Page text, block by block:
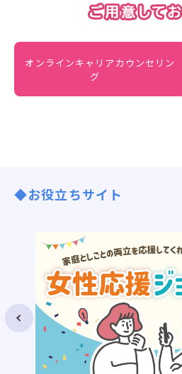
オンラインキャリアカウンセリン
グ
◆お役立ちサイト